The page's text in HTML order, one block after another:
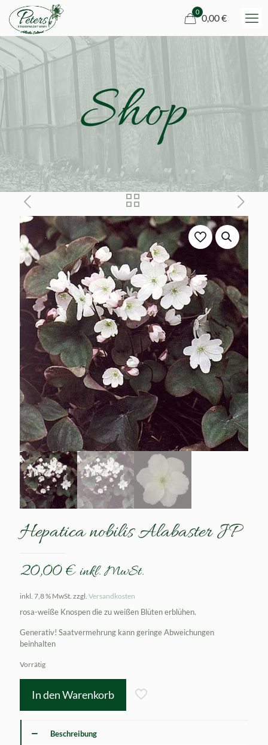
0
0,00 €
Shop
Hepatica nobilis Alabaster JP
20,00€ inkl. MwSt.
inkl. 7,8 % MwSt. zzgl. Versandkosten
rosa-weiße Knospen die zu weißen Blüten erblühen.
Generativ! Saatvermehrung kann geringe Abweichungen
beinhalten
Vorrätig
In den Warenkorb
Beschreibung